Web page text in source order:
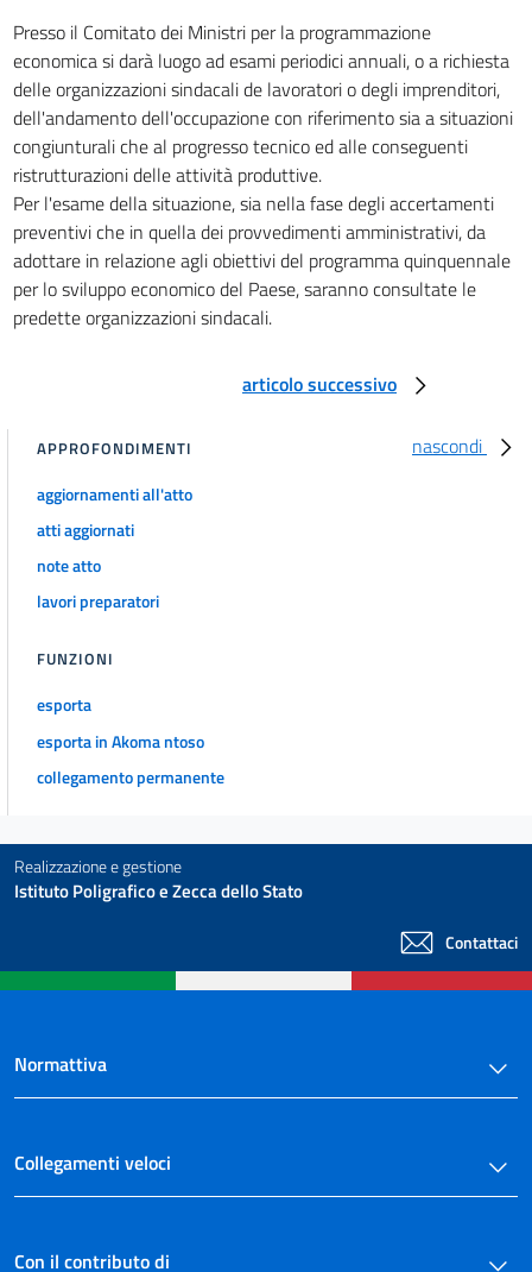
14
15
Presso il Comitato dei Ministri per la programmazione
economica si darà luogo ad esami periodici annuali, o a richiesta
delle organizzazioni sindacali de lavoratori o degli imprenditori,
dell'andamento dell'occupazione con riferimento sia a situazioni
congiunturali che al progresso tecnico ed alle conseguenti
ristrutturazioni delle attività produttive.
Per l'esame della situazione, sia nella fase degli accertamenti
preventivi che in quella dei provvedimenti amministrativi, da
adottare in relazione agli obiettivi del programma quinquennale
per lo sviluppo economico del Paese, saranno consultate le
predette organizzazioni sindacali.
articolo successivo
nascondi
APPROFONDIMENTI
aggiornamenti all'atto
atti aggiornati
note atto
lavori preparatori
FUNZIONI
esporta
esporta in Akoma ntoso
collegamento permanente
Realizzazione e gestione
Istituto Poligrafico e Zecca dello Stato
Contattaci
Normattiva
Collegamenti veloci
Con il contributo di